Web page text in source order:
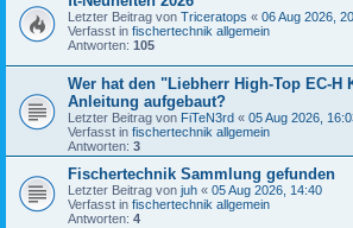
Letzter Beitrag von Triceratops « 06 Aug 2026,
Verfasst in fischertechnik allgemein
Antworten: 105
Wer hat den "Liebherr High-Top EC-H
Anleitung aufgebaut?
Letzter Beitrag von FiTeN3rd « 05 Aug 2026,
Verfasst in fischertechnik allgemein
Antworten: 3
Fischertechnik Sammlung gefunden
Letzter Beitrag von juh « 05 Aug 2026, 14:40
Verfasst in fischertechnik allgemein
Antworten: 4